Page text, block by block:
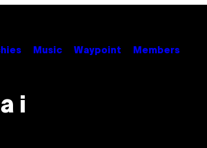
Music Waypoint Members
i